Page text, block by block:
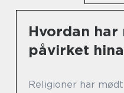
Hvordan
påvirket
Religioner har